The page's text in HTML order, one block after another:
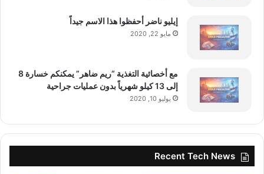
إيليو ناضر أحفظوا هذا الاسم جيداً
مايو 22, 2020
مع أخصائية التغذية “ريم ضاهر” يمكنكم خسارة 8
إلى 13 كيلو شهرياً بدون عمليات جراحية
يوليو 10, 2020
Recent Tech News